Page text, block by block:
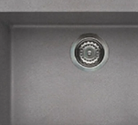
0,0
z
hvězdiček.